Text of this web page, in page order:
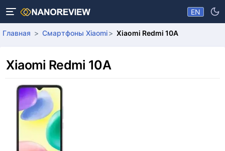
EN
Главная Смартфоны Xiaomi Xiaomi Redmi 10A
Xiaomi Redmi 10A